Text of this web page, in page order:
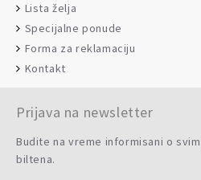
Lista želja
Specijalne ponude
Forma za reklamaciju
Kontakt
Prijava na newsletter
Budite na vreme informisani o
biltena.